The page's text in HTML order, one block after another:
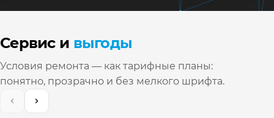
Сервис и выгоды
Условия ремонта — как тарифные планы:
понятно, прозрачно и без мелкого шрифта.